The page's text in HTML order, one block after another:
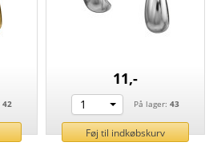
42
11,-
1 På lager: 43
Føj til indkøbskurv